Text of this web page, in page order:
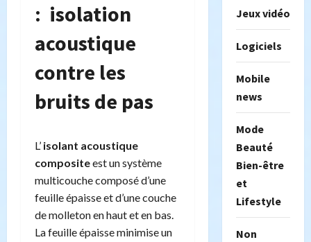
: isolation
acoustique
contre les
bruits de pas
L’ isolant acoustique
compositeest un système
multicouche composé d’une
feuille épaisse et d’une couche
de molleton en haut et en bas.
La feuille épaisse minimise un
Jeux vidéo
Logiciels
Mobile
news
Mode
Beauté
Bien-être
et
Lifestyle
Non